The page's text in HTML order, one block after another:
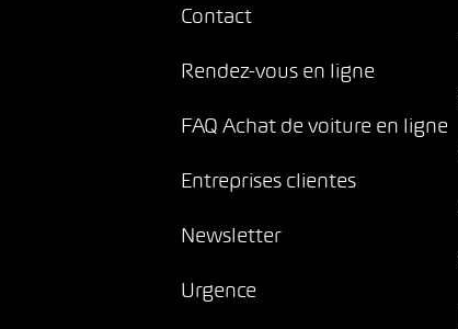
Contact
Rendez-vous en ligne
FAQ Achat de voiture en ligne
Entreprises clientes
Newsletter
Urgence